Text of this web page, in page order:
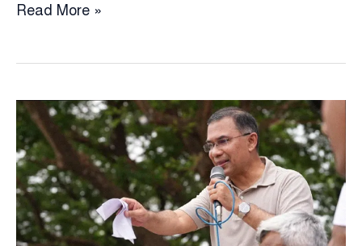
মেয়েদের
—
স্নাতক
ও
ডিগ্রি
পর্যন্ত
ফ্রি
করার
Read More »